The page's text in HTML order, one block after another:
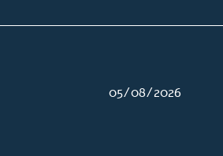
05/08/2026